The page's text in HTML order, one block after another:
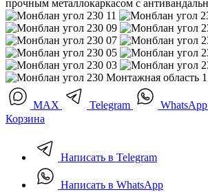
MAX Telegram WhatsApp
Корзина
Написать в Telegram
Написать в WhatsApp